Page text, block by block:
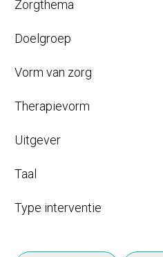
Zorgthema
Doelgroep
Vorm van zorg
Therapievorm
Uitgever
Taal
Type interventie